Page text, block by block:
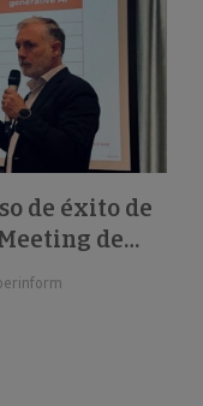
de éxito de
de